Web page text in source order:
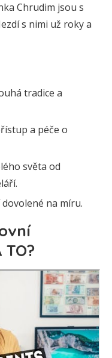
Chrudim jsou s
s nimi už roky a
tradice a
a péče o
světa od
na míru.